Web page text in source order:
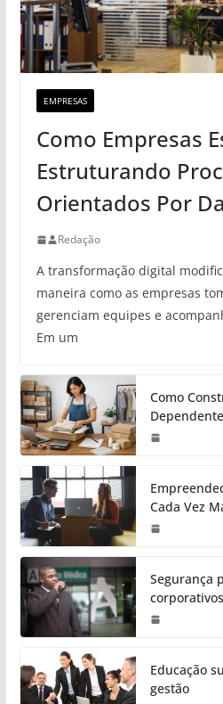
EMPRESAS
Como Empresas
Estruturando
Orientados Por
Redação
A transformação digital
maneira como as empresas
gerenciam equipes e
Em um
Como
Cada Vez
Segurança
corporativos
Educação
gestão